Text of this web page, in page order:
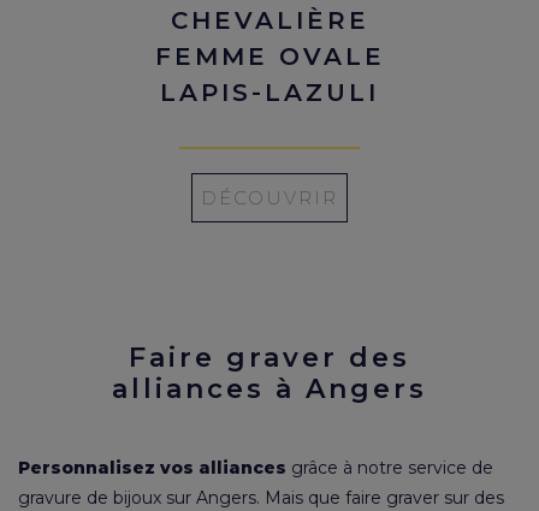
CHEVALIÈRE
FEMME OVALE
LAPIS-LAZULI
DÉCOUVRIR
Faire graver des
alliances à Angers
Personnalisez vos alliances grâce à notre service de
gravure de bijoux sur Angers. Mais que faire graver sur des